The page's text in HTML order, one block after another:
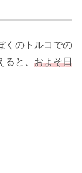
くのトルコでの
と、 およそ日